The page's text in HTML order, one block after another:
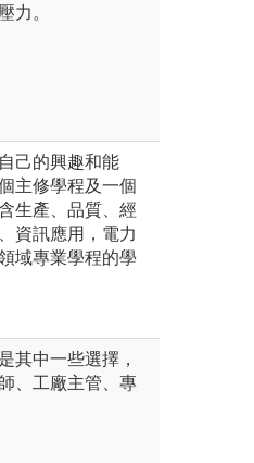
力。
己的興趣和能
主修學程及一個
生產、品質、經
資訊應用，電力
域專業學程的學
其中一些選擇，
、工廠主管、專